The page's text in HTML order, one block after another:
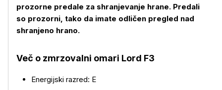
prozorne predale za shranjevanje hrane. Predali
so prozorni, tako da imate odličen pregled nad
shranjeno hrano.
Več o zmrzovalni omari Lord F3
Energijski razred: E